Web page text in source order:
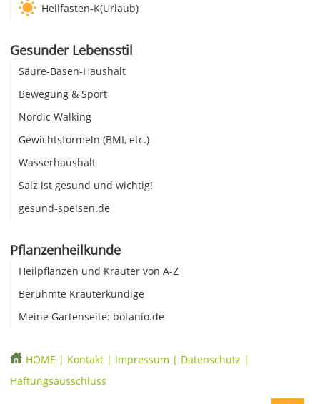
Heilfasten-K(Urlaub)
Gesunder Lebensstil
Säure-Basen-Haushalt
Bewegung & Sport
Nordic Walking
Gewichtsformeln (BMI, etc.)
Wasserhaushalt
Salz ist gesund und wichtig!
gesund-speisen.de
Pflanzenheilkunde
Heilpflanzen und Kräuter von A-Z
Berühmte Kräuterkundige
Meine Gartenseite: botanio.de
HOME | Kontakt | Impressum | Datenschutz |
Haftungsausschluss